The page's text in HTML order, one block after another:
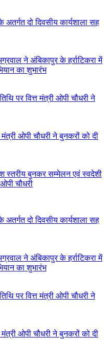
दो दिवसीय कार्यशाला सह
ने अंबिकापुर के हर्राटिकरा में
का शुभारंभ
पर वित्त मंत्री ओपी चौधरी ने
ओपी चौधरी ने बुनकरों को दी
स्तरीय बुनकर सम्मेलन एवं स्वदेशी
चौधरी
दो दिवसीय कार्यशाला सह
ने अंबिकापुर के हर्राटिकरा में
का शुभारंभ
पर वित्त मंत्री ओपी चौधरी ने
ओपी चौधरी ने बुनकरों को दी